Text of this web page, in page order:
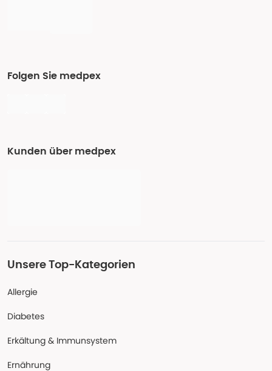
Folgen Sie medpex
Kunden über medpex
Unsere Top-Kategorien
Allergie
Diabetes
Erkältung & Immunsystem
Ernährung